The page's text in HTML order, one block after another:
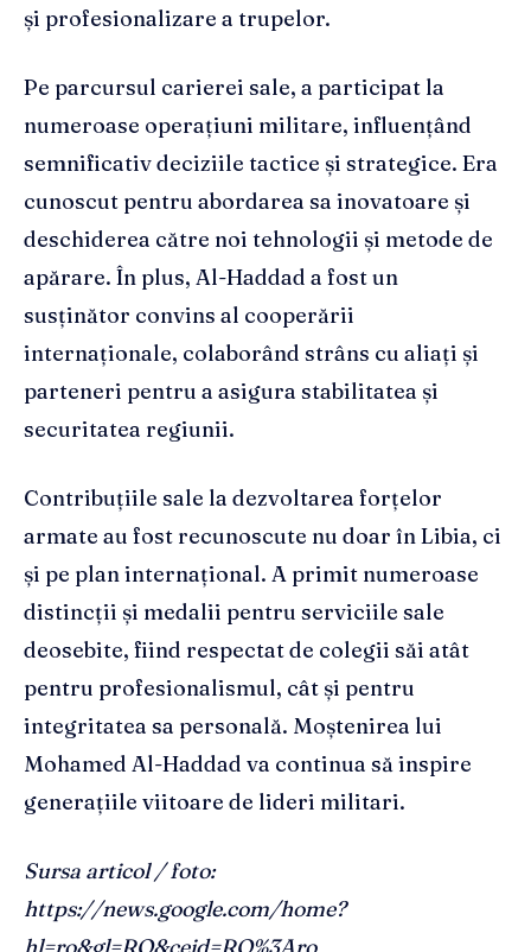
și profesionalizare a trupelor.
Pe parcursul carierei sale, a participat la
numeroase operațiuni militare, influențând
semnificativ deciziile tactice și strategice. Era
cunoscut pentru abordarea sa inovatoare și
deschiderea către noi tehnologii și metode de
apărare. În plus, Al-Haddad a fost un
susținător convins al cooperării
internaționale, colaborând strâns cu aliați și
parteneri pentru a asigura stabilitatea și
securitatea regiunii.
Contribuțiile sale la dezvoltarea forțelor
armate au fost recunoscute nu doar în Libia, ci
și pe plan internațional. A primit numeroase
distincții și medalii pentru serviciile sale
deosebite, fiind respectat de colegii săi atât
pentru profesionalismul, cât și pentru
integritatea sa personală. Moștenirea lui
Mohamed Al-Haddad va continua să inspire
generațiile viitoare de lideri militari.
Sursa articol / foto:
https://news.google.com/home?
hl=ro&gl=RO&ceid=RO%3Aro